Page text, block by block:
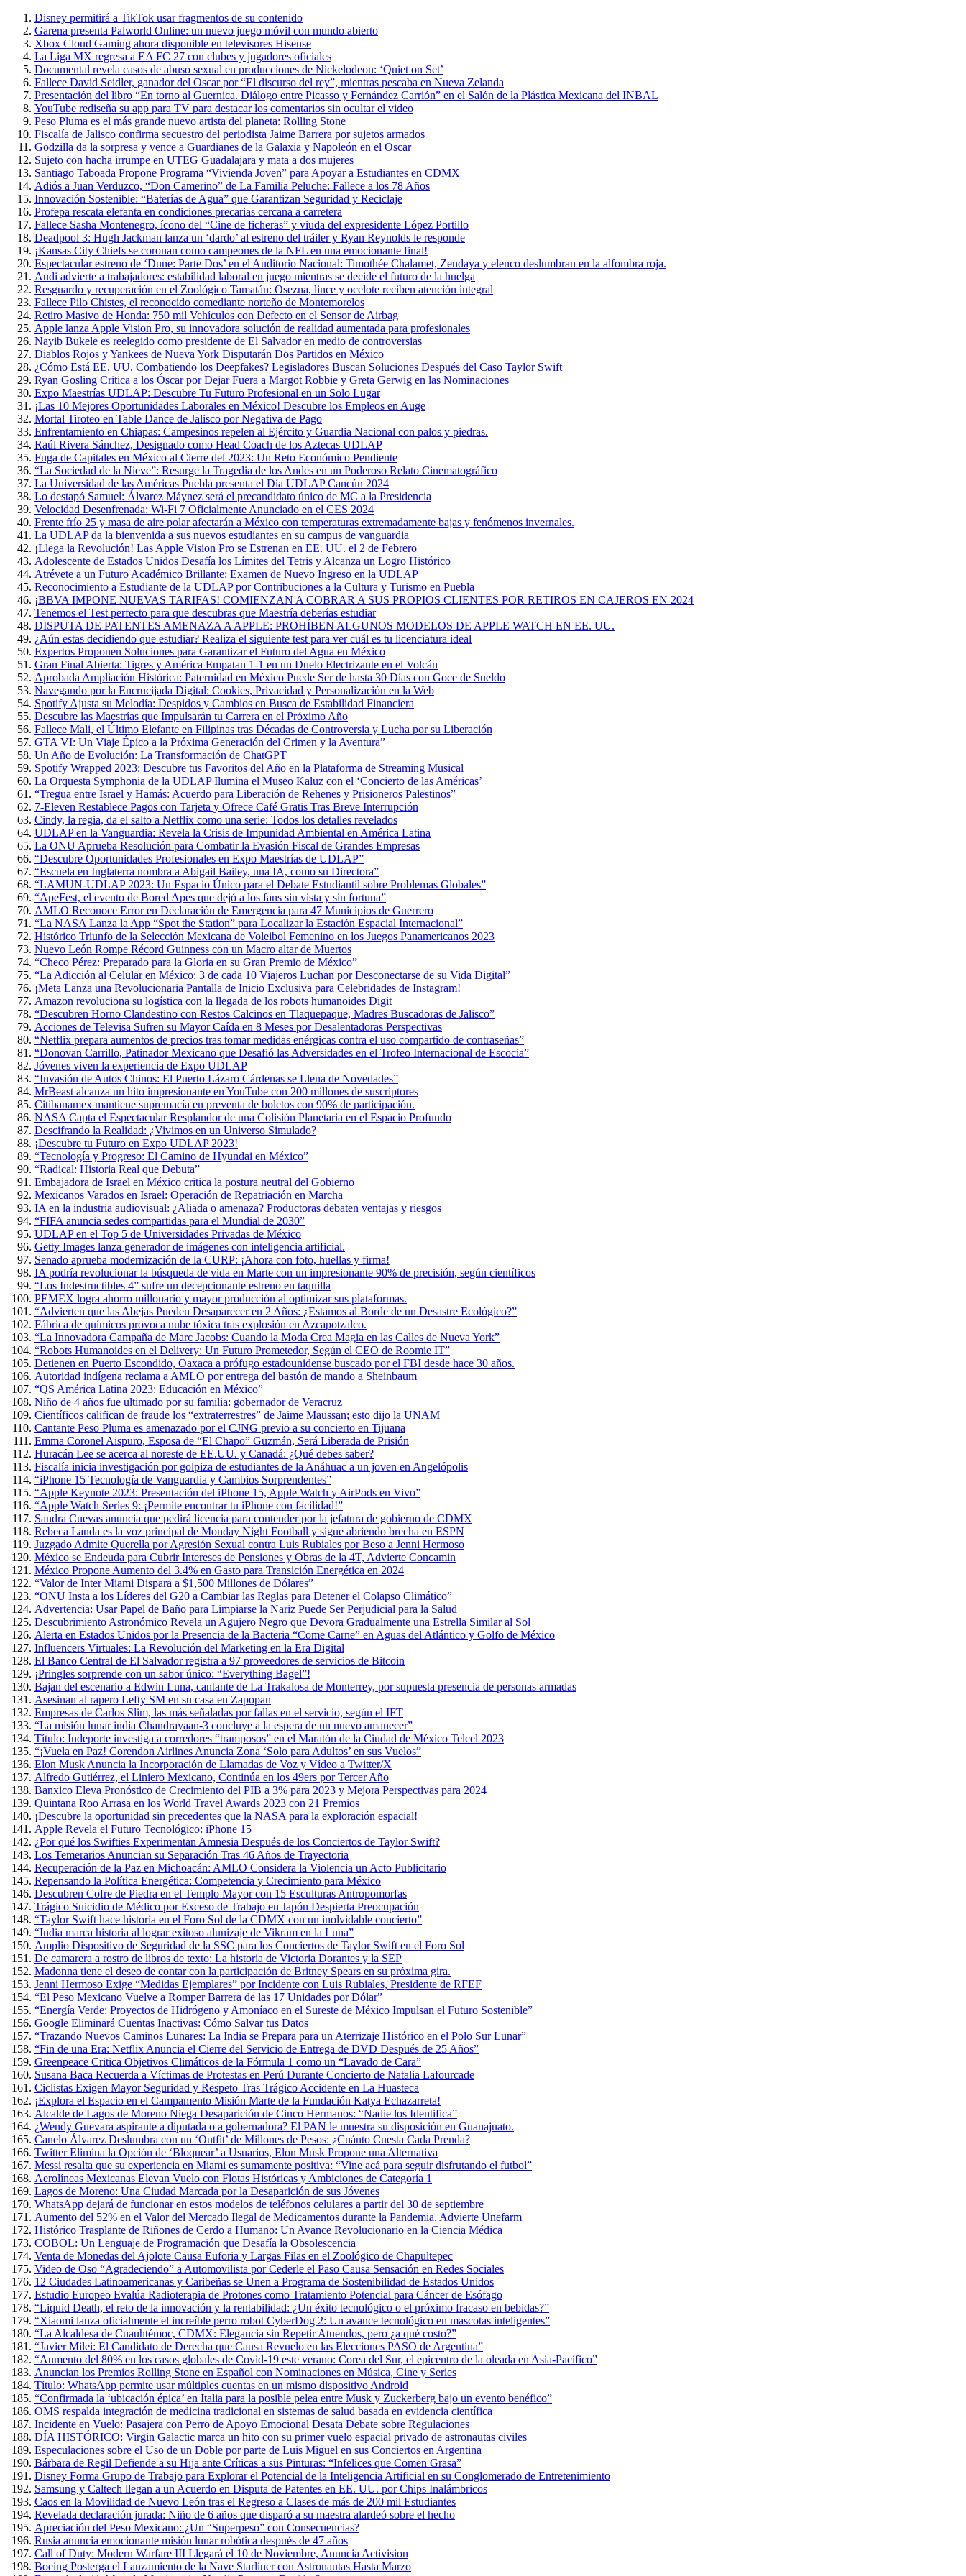
Disney permitirá a TikTok usar fragmentos de su contenido
Garena presenta Palworld Online: un nuevo juego móvil con mundo abierto
Xbox Cloud Gaming ahora disponible en televisores Hisense
La Liga MX regresa a EA FC 27 con clubes y jugadores oficiales
Documental revela casos de abuso sexual en producciones de Nickelodeon: ‘Quiet on Set’
Fallece David Seidler, ganador del Oscar por “El discurso del rey”, mientras pescaba en Nueva Zelanda
Presentación del libro “En torno al Guernica. Diálogo entre Picasso y Fernández Carrión” en el Salón de la Plástica Mexicana del INBAL
YouTube rediseña su app para TV para destacar los comentarios sin ocultar el video
Peso Pluma es el más grande nuevo artista del planeta: Rolling Stone
Fiscalía de Jalisco confirma secuestro del periodista Jaime Barrera por sujetos armados
Godzilla da la sorpresa y vence a Guardianes de la Galaxia y Napoleón en el Oscar
Sujeto con hacha irrumpe en UTEG Guadalajara y mata a dos mujeres
Santiago Taboada Propone Programa “Vivienda Joven” para Apoyar a Estudiantes en CDMX
Adiós a Juan Verduzco, “Don Camerino” de La Familia Peluche: Fallece a los 78 Años
Innovación Sostenible: “Baterías de Agua” que Garantizan Seguridad y Reciclaje
Profepa rescata elefanta en condiciones precarias cercana a carretera
Fallece Sasha Montenegro, ícono del “Cine de ficheras” y viuda del expresidente López Portillo
Deadpool 3: Hugh Jackman lanza un ‘dardo’ al estreno del tráiler y Ryan Reynolds le responde
¡Kansas City Chiefs se coronan como campeones de la NFL en una emocionante final!
Espectacular estreno de ‘Dune: Parte Dos’ en el Auditorio Nacional: Timothée Chalamet, Zendaya y elenco deslumbran en la alfombra roja.
Audi advierte a trabajadores: estabilidad laboral en juego mientras se decide el futuro de la huelga
Resguardo y recuperación en el Zoológico Tamatán: Osezna, lince y ocelote reciben atención integral
Fallece Pilo Chistes, el reconocido comediante norteño de Montemorelos
Retiro Masivo de Honda: 750 mil Vehículos con Defecto en el Sensor de Airbag
Apple lanza Apple Vision Pro, su innovadora solución de realidad aumentada para profesionales
Nayib Bukele es reelegido como presidente de El Salvador en medio de controversias
Diablos Rojos y Yankees de Nueva York Disputarán Dos Partidos en México
¿Cómo Está EE. UU. Combatiendo los Deepfakes? Legisladores Buscan Soluciones Después del Caso Taylor Swift
Ryan Gosling Critica a los Óscar por Dejar Fuera a Margot Robbie y Greta Gerwig en las Nominaciones
Expo Maestrías UDLAP: Descubre Tu Futuro Profesional en un Solo Lugar
¡Las 10 Mejores Oportunidades Laborales en México! Descubre los Empleos en Auge
Mortal Tiroteo en Table Dance de Jalisco por Negativa de Pago
Enfrentamiento en Chiapas: Campesinos repelen al Ejército y Guardia Nacional con palos y piedras.
Raúl Rivera Sánchez, Designado como Head Coach de los Aztecas UDLAP
Fuga de Capitales en México al Cierre del 2023: Un Reto Económico Pendiente
“La Sociedad de la Nieve”: Resurge la Tragedia de los Andes en un Poderoso Relato Cinematográfico
La Universidad de las Américas Puebla presenta el Día UDLAP Cancún 2024
Lo destapó Samuel: Álvarez Máynez será el precandidato único de MC a la Presidencia
Velocidad Desenfrenada: Wi-Fi 7 Oficialmente Anunciado en el CES 2024
Frente frío 25 y masa de aire polar afectarán a México con temperaturas extremadamente bajas y fenómenos invernales.
La UDLAP da la bienvenida a sus nuevos estudiantes en su campus de vanguardia
¡Llega la Revolución! Las Apple Vision Pro se Estrenan en EE. UU. el 2 de Febrero
Adolescente de Estados Unidos Desafía los Límites del Tetris y Alcanza un Logro Histórico
Atrévete a un Futuro Académico Brillante: Examen de Nuevo Ingreso en la UDLAP
Reconocimiento a Estudiante de la UDLAP por Contribuciones a la Cultura y Turismo en Puebla
¡BBVA IMPONE NUEVAS TARIFAS! COMIENZAN A COBRAR A SUS PROPIOS CLIENTES POR RETIROS EN CAJEROS EN 2024
Tenemos el Test perfecto para que descubras que Maestría deberías estudiar
DISPUTA DE PATENTES AMENAZA A APPLE: PROHÍBEN ALGUNOS MODELOS DE APPLE WATCH EN EE. UU.
¿Aún estas decidiendo que estudiar? Realiza el siguiente test para ver cuál es tu licenciatura ideal
Expertos Proponen Soluciones para Garantizar el Futuro del Agua en México
Gran Final Abierta: Tigres y América Empatan 1-1 en un Duelo Electrizante en el Volcán
Aprobada Ampliación Histórica: Paternidad en México Puede Ser de hasta 30 Días con Goce de Sueldo
Navegando por la Encrucijada Digital: Cookies, Privacidad y Personalización en la Web
Spotify Ajusta su Melodía: Despidos y Cambios en Busca de Estabilidad Financiera
Descubre las Maestrías que Impulsarán tu Carrera en el Próximo Año
Fallece Mali, el Último Elefante en Filipinas tras Décadas de Controversia y Lucha por su Liberación
GTA VI: Un Viaje Épico a la Próxima Generación del Crimen y la Aventura”
Un Año de Evolución: La Transformación de ChatGPT
Spotify Wrapped 2023: Descubre tus Favoritos del Año en la Plataforma de Streaming Musical
La Orquesta Symphonia de la UDLAP Ilumina el Museo Kaluz con el ‘Concierto de las Américas’
“Tregua entre Israel y Hamás: Acuerdo para Liberación de Rehenes y Prisioneros Palestinos”
7-Eleven Restablece Pagos con Tarjeta y Ofrece Café Gratis Tras Breve Interrupción
Cindy, la regia, da el salto a Netflix como una serie: Todos los detalles revelados
UDLAP en la Vanguardia: Revela la Crisis de Impunidad Ambiental en América Latina
La ONU Aprueba Resolución para Combatir la Evasión Fiscal de Grandes Empresas
“Descubre Oportunidades Profesionales en Expo Maestrías de UDLAP”
“Escuela en Inglaterra nombra a Abigail Bailey, una IA, como su Directora”
“LAMUN-UDLAP 2023: Un Espacio Único para el Debate Estudiantil sobre Problemas Globales”
“ApeFest, el evento de Bored Apes que dejó a los fans sin vista y sin fortuna”
AMLO Reconoce Error en Declaración de Emergencia para 47 Municipios de Guerrero
“La NASA Lanza la App “Spot the Station” para Localizar la Estación Espacial Internacional”
Histórico Triunfo de la Selección Mexicana de Voleibol Femenino en los Juegos Panamericanos 2023
Nuevo León Rompe Récord Guinness con un Macro altar de Muertos
“Checo Pérez: Preparado para la Gloria en su Gran Premio de México”
“La Adicción al Celular en México: 3 de cada 10 Viajeros Luchan por Desconectarse de su Vida Digital”
¡Meta Lanza una Revolucionaria Pantalla de Inicio Exclusiva para Celebridades de Instagram!
Amazon revoluciona su logística con la llegada de los robots humanoides Digit
“Descubren Horno Clandestino con Restos Calcinos en Tlaquepaque, Madres Buscadoras de Jalisco”
Acciones de Televisa Sufren su Mayor Caída en 8 Meses por Desalentadoras Perspectivas
“Netflix prepara aumentos de precios tras tomar medidas enérgicas contra el uso compartido de contraseñas”
“Donovan Carrillo, Patinador Mexicano que Desafió las Adversidades en el Trofeo Internacional de Escocia”
Jóvenes viven la experiencia de Expo UDLAP
“Invasión de Autos Chinos: El Puerto Lázaro Cárdenas se Llena de Novedades”
MrBeast alcanza un hito impresionante en YouTube con 200 millones de suscriptores
Citibanamex mantiene supremacía en preventa de boletos con 90% de participación.
NASA Capta el Espectacular Resplandor de una Colisión Planetaria en el Espacio Profundo
Descifrando la Realidad: ¿Vivimos en un Universo Simulado?
¡Descubre tu Futuro en Expo UDLAP 2023!
“Tecnología y Progreso: El Camino de Hyundai en México”
“Radical: Historia Real que Debuta”
Embajadora de Israel en México critica la postura neutral del Gobierno
Mexicanos Varados en Israel: Operación de Repatriación en Marcha
IA en la industria audiovisual: ¿Aliada o amenaza? Productoras debaten ventajas y riesgos
“FIFA anuncia sedes compartidas para el Mundial de 2030”
UDLAP en el Top 5 de Universidades Privadas de México
Getty Images lanza generador de imágenes con inteligencia artificial.
Senado aprueba modernización de la CURP: ¡Ahora con foto, huellas y firma!
IA podría revolucionar la búsqueda de vida en Marte con un impresionante 90% de precisión, según científicos
“Los Indestructibles 4” sufre un decepcionante estreno en taquilla
PEMEX logra ahorro millonario y mayor producción al optimizar sus plataformas.
“Advierten que las Abejas Pueden Desaparecer en 2 Años: ¿Estamos al Borde de un Desastre Ecológico?”
Fábrica de químicos provoca nube tóxica tras explosión en Azcapotzalco.
“La Innovadora Campaña de Marc Jacobs: Cuando la Moda Crea Magia en las Calles de Nueva York”
“Robots Humanoides en el Delivery: Un Futuro Prometedor, Según el CEO de Roomie IT”
Detienen en Puerto Escondido, Oaxaca a prófugo estadounidense buscado por el FBI desde hace 30 años.
Autoridad indígena reclama a AMLO por entrega del bastón de mando a Sheinbaum
“QS América Latina 2023: Educación en México”
Niño de 4 años fue ultimado por su familia: gobernador de Veracruz
Científicos califican de fraude los “extraterrestres” de Jaime Maussan; esto dijo la UNAM
Cantante Peso Pluma es amenazado por el CJNG previo a su concierto en Tijuana
Emma Coronel Aispuro, Esposa de “El Chapo” Guzmán, Será Liberada de Prisión
Huracán Lee se acerca al noreste de EE.UU. y Canadá: ¿Qué debes saber?
Fiscalía inicia investigación por golpiza de estudiantes de la Anáhuac a un joven en Angelópolis
“iPhone 15 Tecnología de Vanguardia y Cambios Sorprendentes”
“Apple Keynote 2023: Presentación del iPhone 15, Apple Watch y AirPods en Vivo”
“Apple Watch Series 9: ¡Permite encontrar tu iPhone con facilidad!”
Sandra Cuevas anuncia que pedirá licencia para contender por la jefatura de gobierno de CDMX
Rebeca Landa es la voz principal de Monday Night Football y sigue abriendo brecha en ESPN
Juzgado Admite Querella por Agresión Sexual contra Luis Rubiales por Beso a Jenni Hermoso
México se Endeuda para Cubrir Intereses de Pensiones y Obras de la 4T, Advierte Concamin
México Propone Aumento del 3.4% en Gasto para Transición Energética en 2024
“Valor de Inter Miami Dispara a $1,500 Millones de Dólares”
“ONU Insta a los Líderes del G20 a Cambiar las Reglas para Detener el Colapso Climático”
Advertencia: Usar Papel de Baño para Limpiarse la Nariz Puede Ser Perjudicial para la Salud
Descubrimiento Astronómico Revela un Agujero Negro que Devora Gradualmente una Estrella Similar al Sol
Alerta en Estados Unidos por la Presencia de la Bacteria “Come Carne” en Aguas del Atlántico y Golfo de México
Influencers Virtuales: La Revolución del Marketing en la Era Digital
El Banco Central de El Salvador registra a 97 proveedores de servicios de Bitcoin
¡Pringles sorprende con un sabor único: “Everything Bagel”!
Bajan del escenario a Edwin Luna, cantante de La Trakalosa de Monterrey, por supuesta presencia de personas armadas
Asesinan al rapero Lefty SM en su casa en Zapopan
Empresas de Carlos Slim, las más señaladas por fallas en el servicio, según el IFT
“La misión lunar india Chandrayaan-3 concluye a la espera de un nuevo amanecer”
Título: Indeporte investiga a corredores “tramposos” en el Maratón de la Ciudad de México Telcel 2023
“¡Vuela en Paz! Corendon Airlines Anuncia Zona ‘Solo para Adultos’ en sus Vuelos”
Elon Musk Anuncia la Incorporación de Llamadas de Voz y Vídeo a Twitter/X
Alfredo Gutiérrez, el Liniero Mexicano, Continúa en los 49ers por Tercer Año
Banxico Eleva Pronóstico de Crecimiento del PIB a 3% para 2023 y Mejora Perspectivas para 2024
Quintana Roo Arrasa en los World Travel Awards 2023 con 21 Premios
¡Descubre la oportunidad sin precedentes que la NASA para la exploración espacial!
Apple Revela el Futuro Tecnológico: iPhone 15
¿Por qué los Swifties Experimentan Amnesia Después de los Conciertos de Taylor Swift?
Los Temerarios Anuncian su Separación Tras 46 Años de Trayectoria
Recuperación de la Paz en Michoacán: AMLO Considera la Violencia un Acto Publicitario
Repensando la Política Energética: Competencia y Crecimiento para México
Descubren Cofre de Piedra en el Templo Mayor con 15 Esculturas Antropomorfas
Trágico Suicidio de Médico por Exceso de Trabajo en Japón Despierta Preocupación
“Taylor Swift hace historia en el Foro Sol de la CDMX con un inolvidable concierto”
“India marca historia al lograr exitoso alunizaje de Vikram en la Luna”
Amplio Dispositivo de Seguridad de la SSC para los Conciertos de Taylor Swift en el Foro Sol
De camarera a rostro de libros de texto: La historia de Victoria Dorantes y la SEP
Madonna tiene el deseo de contar con la participación de Britney Spears en su próxima gira.
Jenni Hermoso Exige “Medidas Ejemplares” por Incidente con Luis Rubiales, Presidente de RFEF
“El Peso Mexicano Vuelve a Romper Barrera de las 17 Unidades por Dólar”
“Energía Verde: Proyectos de Hidrógeno y Amoníaco en el Sureste de México Impulsan el Futuro Sostenible”
Google Eliminará Cuentas Inactivas: Cómo Salvar tus Datos
“Trazando Nuevos Caminos Lunares: La India se Prepara para un Aterrizaje Histórico en el Polo Sur Lunar”
“Fin de una Era: Netflix Anuncia el Cierre del Servicio de Entrega de DVD Después de 25 Años”
Greenpeace Critica Objetivos Climáticos de la Fórmula 1 como un “Lavado de Cara”
Susana Baca Recuerda a Víctimas de Protestas en Perú Durante Concierto de Natalia Lafourcade
Ciclistas Exigen Mayor Seguridad y Respeto Tras Trágico Accidente en La Huasteca
¡Explora el Espacio en el Campamento Misión Marte de la Fundación Katya Echazarreta!
Alcalde de Lagos de Moreno Niega Desaparición de Cinco Hermanos: “Nadie los Identifica”
¿Wendy Guevara aspirante a diputada o a gobernadora? El PAN le muestra su disposición en Guanajuato.
Canelo Álvarez Deslumbra con un ‘Outfit’ de Millones de Pesos: ¿Cuánto Cuesta Cada Prenda?
Twitter Elimina la Opción de ‘Bloquear’ a Usuarios, Elon Musk Propone una Alternativa
Messi resalta que su experiencia en Miami es sumamente positiva: “Vine acá para seguir disfrutando el futbol”
Aerolíneas Mexicanas Elevan Vuelo con Flotas Históricas y Ambiciones de Categoría 1
Lagos de Moreno: Una Ciudad Marcada por la Desaparición de sus Jóvenes
WhatsApp dejará de funcionar en estos modelos de teléfonos celulares a partir del 30 de septiembre
Aumento del 52% en el Valor del Mercado Ilegal de Medicamentos durante la Pandemia, Advierte Unefarm
Histórico Trasplante de Riñones de Cerdo a Humano: Un Avance Revolucionario en la Ciencia Médica
COBOL: Un Lenguaje de Programación que Desafía la Obsolescencia
Venta de Monedas del Ajolote Causa Euforia y Largas Filas en el Zoológico de Chapultepec
Video de Oso “Agradeciendo” a Automovilista por Cederle el Paso Causa Sensación en Redes Sociales
12 Ciudades Latinoamericanas y Caribeñas se Unen a Programa de Sostenibilidad de Estados Unidos
Estudio Europeo Evalúa Radioterapia de Protones como Tratamiento Potencial para Cáncer de Esófago
“Liquid Death, el reto de la innovación y la rentabilidad: ¿Un éxito tecnológico o el próximo fracaso en bebidas?”
“Xiaomi lanza oficialmente el increíble perro robot CyberDog 2: Un avance tecnológico en mascotas inteligentes”
“La Alcaldesa de Cuauhtémoc, CDMX: Elegancia sin Repetir Atuendos, pero ¿a qué costo?”
“Javier Milei: El Candidato de Derecha que Causa Revuelo en las Elecciones PASO de Argentina”
“Aumento del 80% en los casos globales de Covid-19 este verano: Corea del Sur, el epicentro de la oleada en Asia-Pacífico”
Anuncian los Premios Rolling Stone en Español con Nominaciones en Música, Cine y Series
Título: WhatsApp permite usar múltiples cuentas en un mismo dispositivo Android
“Confirmada la ‘ubicación épica’ en Italia para la posible pelea entre Musk y Zuckerberg bajo un evento benéfico”
OMS respalda integración de medicina tradicional en sistemas de salud basada en evidencia científica
Incidente en Vuelo: Pasajera con Perro de Apoyo Emocional Desata Debate sobre Regulaciones
DÍA HISTÓRICO: Virgin Galactic marca un hito con su primer vuelo espacial privado de astronautas civiles
Especulaciones sobre el Uso de un Doble por parte de Luis Miguel en sus Conciertos en Argentina
Bárbara de Regil Defiende a su Hija ante Críticas a sus Pinturas: “Infelices que Comen Grasa”
Disney Forma Grupo de Trabajo para Explorar el Potencial de la Inteligencia Artificial en su Conglomerado de Entretenimiento
Samsung y Caltech llegan a un Acuerdo en Disputa de Patentes en EE. UU. por Chips Inalámbricos
Caos en la Movilidad de Nuevo León tras el Regreso a Clases de más de 200 mil Estudiantes
Revelada declaración jurada: Niño de 6 años que disparó a su maestra alardeó sobre el hecho
Apreciación del Peso Mexicano: ¿Un “Superpeso” con Consecuencias?
Rusia anuncia emocionante misión lunar robótica después de 47 años
Call of Duty: Modern Warfare III Llegará el 10 de Noviembre, Anuncia Activision
Boeing Posterga el Lanzamiento de la Nave Starliner con Astronautas Hasta Marzo